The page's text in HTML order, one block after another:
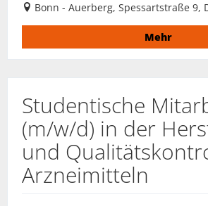
Bonn - Auerberg, Spessartstraße 9,
Mehr
Studentische
(m/w/d) in der
und
Arzneimitteln